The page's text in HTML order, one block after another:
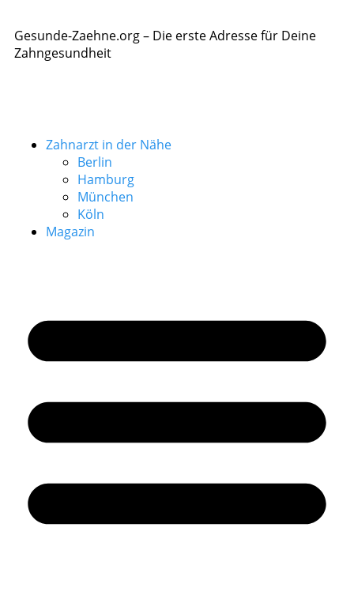
Gesunde-Zaehne.org – Die erste Adresse für Deine
Zahngesundheit
Zahnarzt in der Nähe
Berlin
Hamburg
München
Köln
Magazin